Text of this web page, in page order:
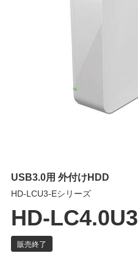
USB3.0用 外付けHDD
HD-LCU3-Eシリーズ
HD-